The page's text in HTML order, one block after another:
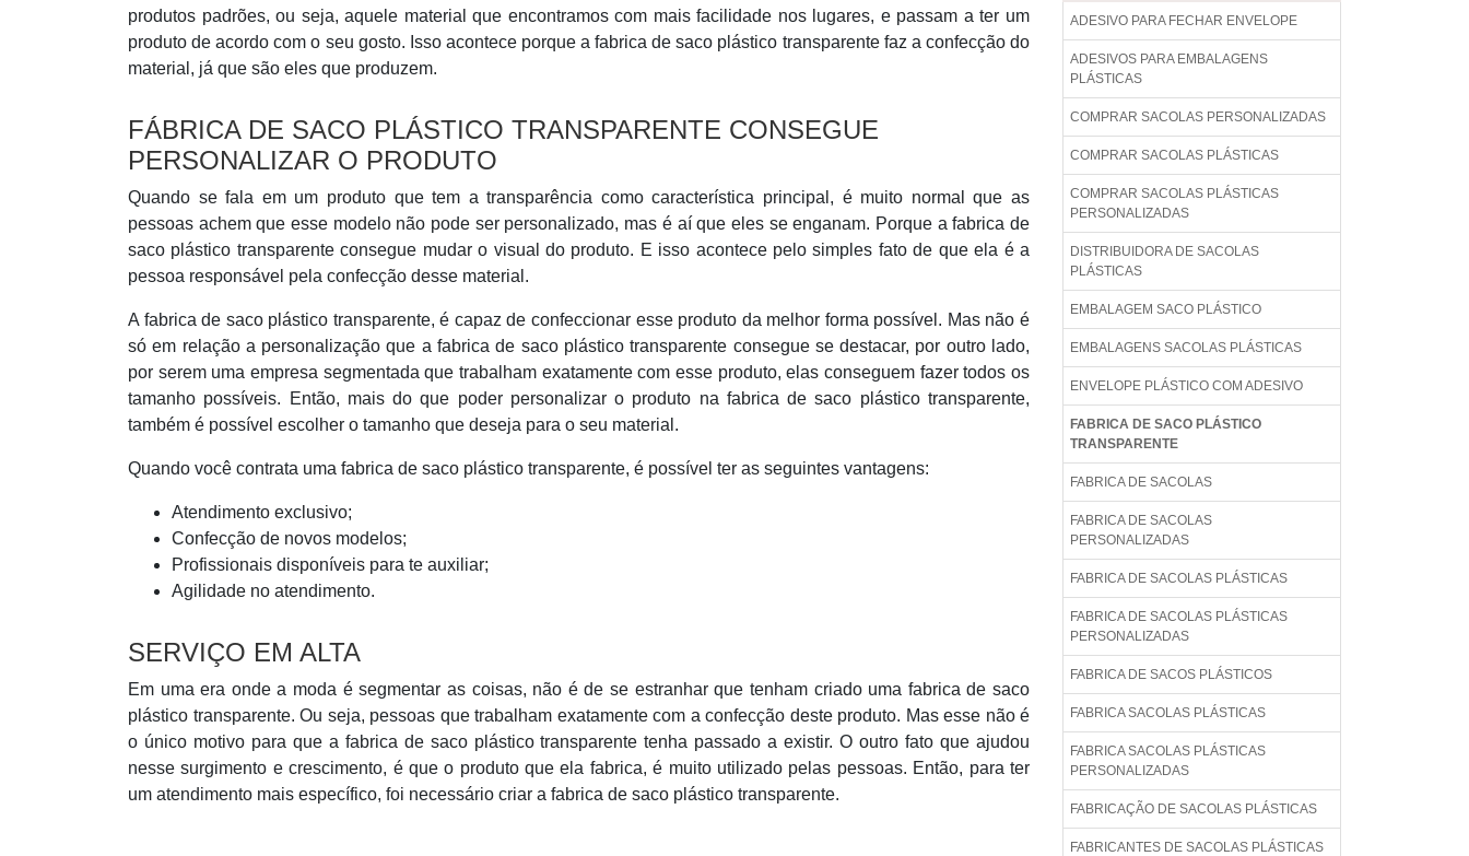
produtos padrões, ou seja, aquele material que encontramos com mais facilidade nos lugares, e passam a ter um
produto de acordo com o seu gosto. Isso acontece porque a fabrica de saco plástico transparente faz a confecção do
material, já que são eles que produzem.
FÁBRICA DE SACO PLÁSTICO TRANSPARENTE CONSEGUE
PERSONALIZAR O PRODUTO
Quando se fala em um produto que tem a transparência como característica principal, é muito normal que as
pessoas achem que esse modelo não pode ser personalizado, mas é aí que eles se enganam. Porque a fabrica de
saco plástico transparente consegue mudar o visual do produto. E isso acontece pelo simples fato de que ela é a
pessoa responsável pela confecção desse material.
A fabrica de saco plástico transparente, é capaz de confeccionar esse produto da melhor forma possível. Mas não é
só em relação a personalização que a fabrica de saco plástico transparente consegue se destacar, por outro lado,
por serem uma empresa segmentada que trabalham exatamente com esse produto, elas conseguem fazer todos os
tamanho possíveis. Então, mais do que poder personalizar o produto na fabrica de saco plástico transparente,
também é possível escolher o tamanho que deseja para o seu material.
Quando você contrata uma fabrica de saco plástico transparente, é possível ter as seguintes vantagens:
Atendimento exclusivo;
Confecção de novos modelos;
Profissionais disponíveis para te auxiliar;
Agilidade no atendimento.
SERVIÇO EM ALTA
Em uma era onde a moda é segmentar as coisas, não é de se estranhar que tenham criado uma fabrica de saco
plástico transparente. Ou seja, pessoas que trabalham exatamente com a confecção deste produto. Mas esse não é
o único motivo para que a fabrica de saco plástico transparente tenha passado a existir. O outro fato que ajudou
nesse surgimento e crescimento, é que o produto que ela fabrica, é muito utilizado pelas pessoas. Então, para ter
um atendimento mais específico, foi necessário criar a fabrica de saco plástico transparente.
ADESIVO PARA FECHAR ENVELOPE
ADESIVOS PARA EMBALAGENS
PLÁSTICAS
COMPRAR SACOLAS PERSONALIZADAS
COMPRAR SACOLAS PLÁSTICAS
COMPRAR SACOLAS PLÁSTICAS
PERSONALIZADAS
DISTRIBUIDORA DE SACOLAS
PLÁSTICAS
EMBALAGEM SACO PLÁSTICO
EMBALAGENS SACOLAS PLÁSTICAS
ENVELOPE PLÁSTICO COM ADESIVO
FABRICA DE SACO PLÁSTICO
TRANSPARENTE
FABRICA DE SACOLAS
FABRICA DE SACOLAS
PERSONALIZADAS
FABRICA DE SACOLAS PLÁSTICAS
FABRICA DE SACOLAS PLÁSTICAS
PERSONALIZADAS
FABRICA DE SACOS PLÁSTICOS
FABRICA SACOLAS PLÁSTICAS
FABRICA SACOLAS PLÁSTICAS
PERSONALIZADAS
FABRICAÇÃO DE SACOLAS PLÁSTICAS
FABRICANTES DE SACOLAS PLÁSTICAS